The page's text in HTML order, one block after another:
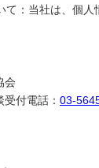
て：当社は、個
ット協会
付電話： 03-